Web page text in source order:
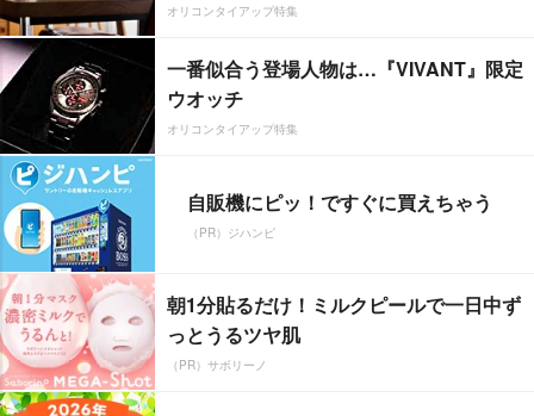
オリコンタイアップ特集
一番似合う登場人物は…『VIVANT』限定
ウオッチ
オリコンタイアップ特集
自販機にピッ！ですぐに買えちゃう
（PR）ジハンピ
朝1分貼るだけ！ミルクピールで一日中ず
っとうるツヤ肌
（PR）サボリーノ